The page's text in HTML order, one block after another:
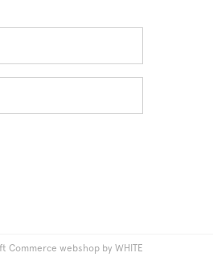
Commerce webshop by WHITE